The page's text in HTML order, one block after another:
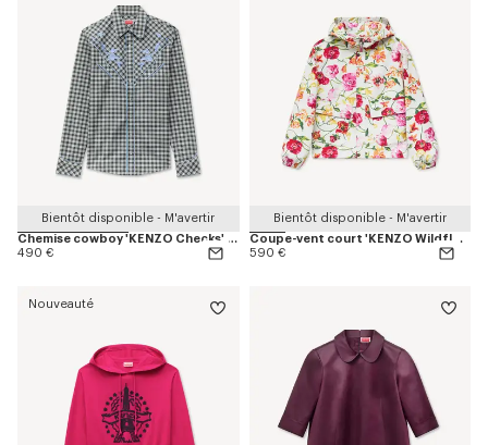
Bientôt disponible - M'avertir
Chemise cowboy 'KENZO Checks' en laine et coton
490 €
Bientôt disponible - M'avertir
Coupe-vent court 'KENZO Wildflower'
590 €
Nouveauté